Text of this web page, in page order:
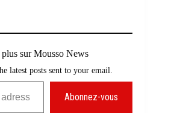
sur Mousso News
latest posts sent to your email.
Abonnez-vous